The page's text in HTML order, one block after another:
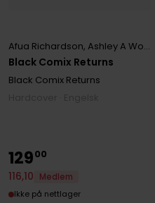
Black Comix Returns
Afua Richardson, Ashley A Woods
Black Comix Returns
12900
116,10
Medlem
Ikke på nettlager